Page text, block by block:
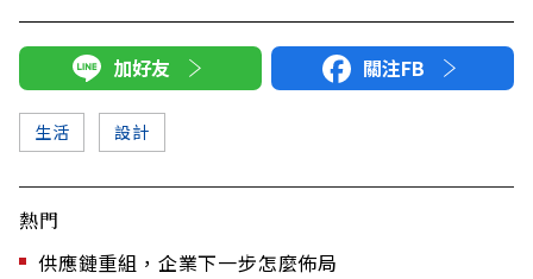
加好友 關注FB
生活 設計
熱門
供應鏈重組，企業下一步怎麼佈局